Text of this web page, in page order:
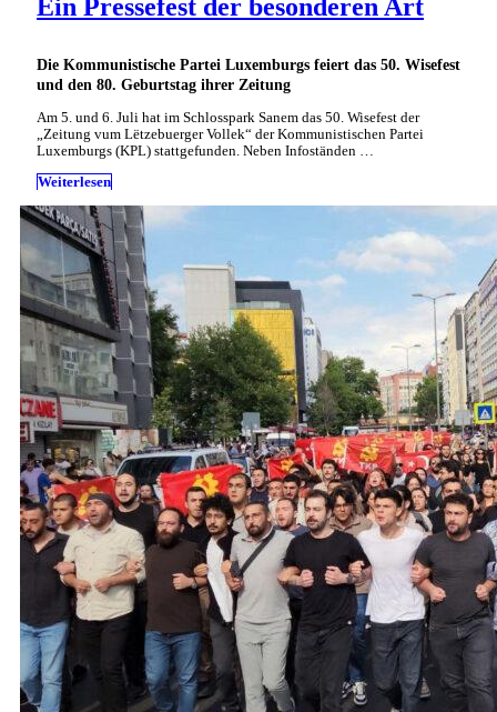
Die Kommunistische Partei Luxemburgs feiert das 50. Wisefest
und den 80. Geburtstag ihrer Zeitung
Ein Pressefest der besonderen Art
Am 5. und 6. Juli hat im Schlosspark Sanem das 50. Wisefest der
„Zeitung vum Lëtzebuerger Vollek“ der Kommunistischen Partei
Luxemburgs (KPL) stattgefunden. Neben Infoständen …
Weiterlesen